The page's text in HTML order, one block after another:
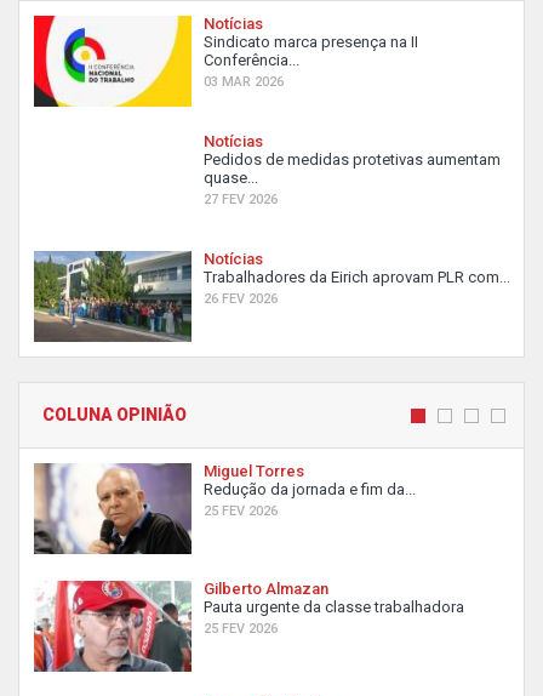
Notícias
Sindicato marca presença na II
Conferência...
03 MAR 2026
Notícias
Pedidos de medidas protetivas aumentam
quase...
27 FEV 2026
Notícias
Trabalhadores da Eirich aprovam PLR com...
26 FEV 2026
COLUNA OPINIÃO
Miguel Torres
Redução da jornada e fim da...
25 FEV 2026
Gilberto Almazan
Pauta urgente da classe trabalhadora
25 FEV 2026